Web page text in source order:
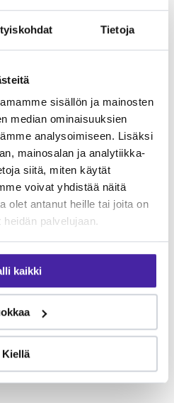
Tietoja
sisällön ja mainosten
median ominaisuuksien
analysoimiseen. Lisäksi
mainosalan ja analytiikka-
siitä, miten käytät
voivat yhdistää näitä
olet antanut heille tai joita on
palvelujaan.
kaikki
Kiellä
Klinikka tunnetaan
palvelusta. Furron
on luotettava valinta
palvelut
monipuolisia
terveydenhoitoon. Palvelut
erikoisempiin
ajantasainen palveluvalikoima
voit jakaa eläinlääkärikuluja
Se on nykyaikainen vaihtoehto,
kasvavia kustannuksia